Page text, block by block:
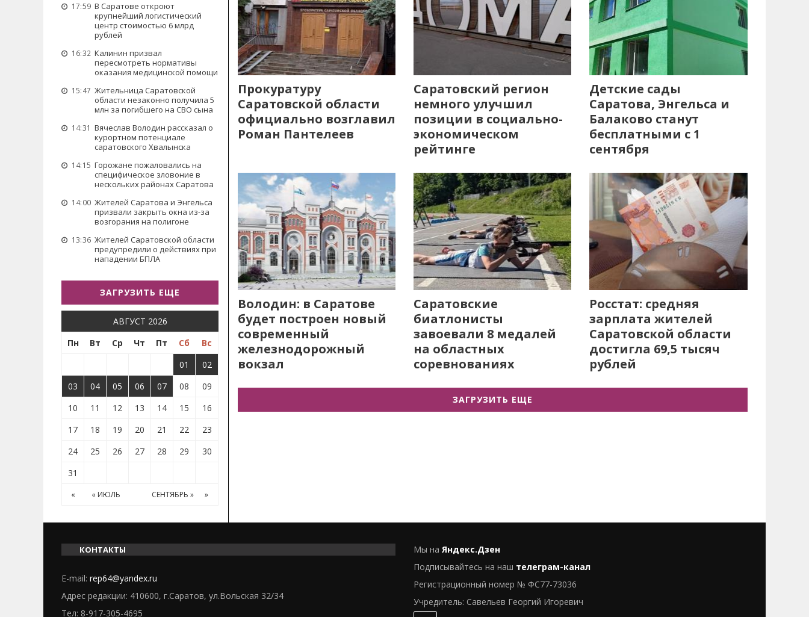
17:59 В Саратове откроют
крупнейший логистический
центр стоимостью 6 млрд
рублей
16:32 Калинин призвал
пересмотреть нормативы
оказания медицинской помощи
15:47 Жительница Саратовской
области незаконно получила 5
млн за погибшего на СВО сына
14:31 Вячеслав Володин рассказал о
курортном потенциале
саратовского Хвалынска
14:15 Горожане пожаловались на
специфическое зловоние в
нескольких районах Саратова
14:00 Жителей Саратова и Энгельса
призвали закрыть окна из-за
возгорания на полигоне
13:36 Жителей Саратовской области
предупредили о действиях при
нападении БПЛА
ЗАГРУЗИТЬ ЕЩЕ
АВГУСТ 2026
Пн
Вт Ср Чт Пт Сб
Вс
01
02
03
04 05 06 07 08
09
10
11 12 13 14 15
16
17
18 19 20 21 22
23
24
25 26 27 28 29
30
31
« « ИЮЛЬ СЕНТЯБРЬ » »
Прокуратуру
Саратовской области
официально возглавил
Роман Пантелеев
Саратовский регион
немного улучшил
позиции в социально-
экономическом
рейтинге
Детские сады
Саратова, Энгельса и
Балаково станут
бесплатными с 1
сентября
Володин: в Саратове
будет построен новый
современный
железнодорожный
вокзал
Саратовские
биатлонисты
завоевали 8 медалей
на областных
соревнованиях
Росстат: средняя
зарплата жителей
Саратовской области
достигла 69,5 тысяч
рублей
ЗАГРУЗИТЬ ЕЩЕ
КОНТАКТЫ
E-mail: rep64@yandex.ru
Адрес редакции: 410600, г.Саратов, ул.Вольская 32/34
Тел: 8-917-305-4695
Мы на Яндекс.Дзен
Подписывайтесь на наш телеграм-канал
Регистрационный номер № ФС77-73036
Учредитель: Савельев Георгий Игоревич